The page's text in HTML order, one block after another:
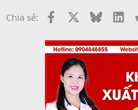
Chia sẻ: Facebook Bluesky